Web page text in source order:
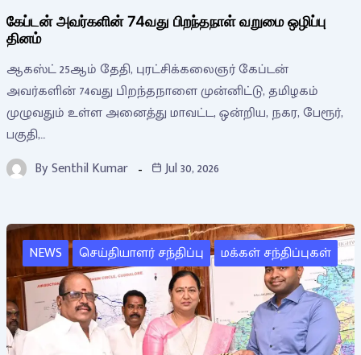
கேப்டன் அவர்களின் 74வது பிறந்தநாள் வறுமை ஒழிப்பு
தினம்
ஆகஸ்ட் 25ஆம் தேதி, புரட்சிக்கலைஞர் கேப்டன்
அவர்களின் 74வது பிறந்தநாளை முன்னிட்டு, தமிழகம்
முழுவதும் உள்ள அனைத்து மாவட்ட, ஒன்றிய, நகர, பேரூர்,
பகுதி,…
BySenthil Kumar Jul 30, 2026
NEWS செய்தியாளர் சந்திப்பு மக்கள் சந்திப்புகள்